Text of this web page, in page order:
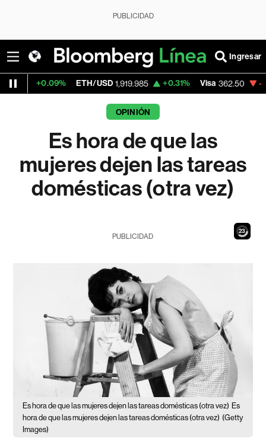
PUBLICIDAD
Ingresar
ETH/USD 1,919.985 +0.31% Visa 362.50 -2.15%
OPINIÓN
Es hora de que las
mujeres dejen las tareas
domésticas (otra vez)
21
PUBLICIDAD
Es hora de que las mujeres dejen las tareas domésticas (otra vez) Es
hora de que las mujeres dejen las tareas domésticas (otra vez) (Getty
Images)